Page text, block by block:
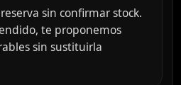
sin confirmar stock.
te proponemos
sin sustituirla